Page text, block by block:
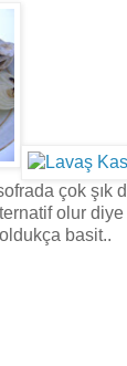
çok şık
olur diye
basit..